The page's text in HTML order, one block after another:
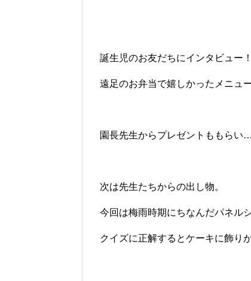
誕生児のお友だちにインタビュー！
遠足のお弁当で嬉しかったメニュ
園長先生からプレゼントももらい…
次は先生たちからの出し物。
今回は梅雨時期にちなんだパネル
クイズに正解するとケーキに飾